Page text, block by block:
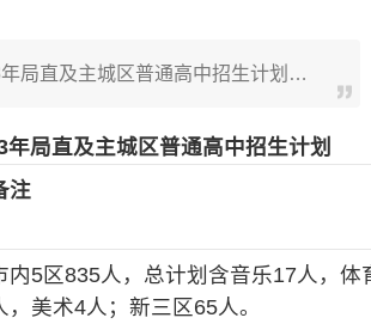
局直及主城区普通高中招生计划…
年局直及主城区普通高中招生计划
注
内5区835人，总计划含音乐17人，体
，美术4人；新三区65人。